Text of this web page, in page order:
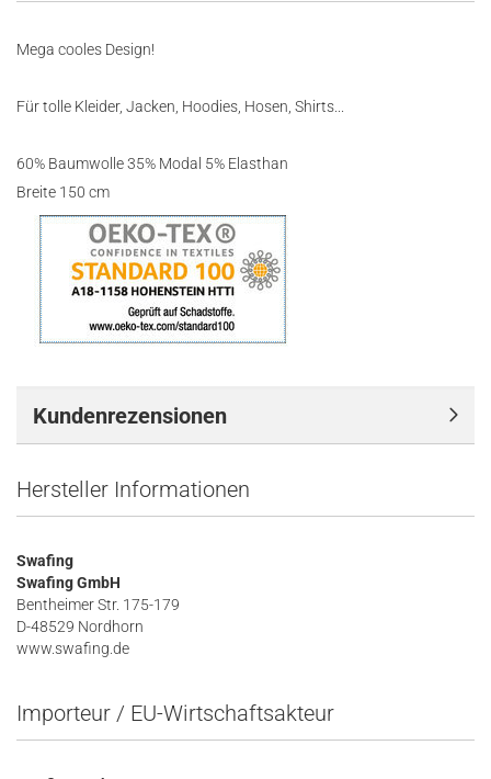
Mega cooles Design!
Für tolle Kleider, Jacken, Hoodies, Hosen, Shirts...
60% Baumwolle 35% Modal 5% Elasthan
Breite 150 cm
Kundenrezensionen
Hersteller Informationen
Swafing
Swafing GmbH
Bentheimer Str. 175-179
D-48529 Nordhorn
www.swafing.de
Importeur / EU-Wirtschaftsakteur